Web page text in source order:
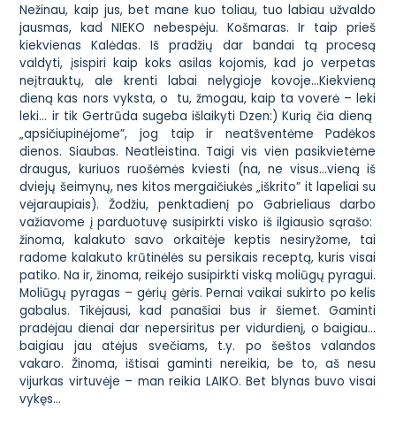
Nežinau, kaip jus, bet mane kuo toliau, tuo labiau užvaldo
jausmas, kad NIEKO nebespėju. Košmaras. Ir taip prieš
kiekvienas Kalėdas. Iš pradžių dar bandai tą procesą
valdyti, įsispiri kaip koks asilas kojomis, kad jo verpetas
neįtrauktų, ale krenti labai nelygioje kovoje…Kiekvieną
dieną kas nors vyksta, o tu, žmogau, kaip ta voverė – leki
leki… ir tik Gertrūda sugeba išlaikyti Dzen:)Kurią čia dieną
„apsičiupinėjome”, jog taip ir neatšventėme Padėkos
dienos. Siaubas. Neatleistina. Taigi vis vien pasikvietėme
draugus, kuriuos ruošėmės kviesti (na, ne visus…vieną iš
dviejų šeimynų, nes kitos mergaičiukės „iškrito” it lapeliai su
vėjaraupiais). Žodžiu, penktadienį po Gabrieliaus darbo
važiavome į parduotuvę susipirkti visko iš ilgiausio sąrašo:
žinoma, kalakuto savo orkaitėje keptis nesiryžome, tai
radome kalakuto krūtinėlės su persikais receptą, kuris visai
patiko. Na ir, žinoma, reikėjo susipirkti viską moliūgų pyragui.
Moliūgų pyragas – gėrių gėris. Pernai vaikai sukirto po kelis
gabalus. Tikėjausi, kad panašiai bus ir šiemet. Gaminti
pradėjau dienai dar nepersiritus per vidurdienį, o baigiau…
baigiau jau atėjus svečiams, t.y. po šeštos valandos
vakaro. Žinoma, ištisai gaminti nereikia, be to, aš nesu
vijurkas virtuvėje – man reikia LAIKO. Bet blynas buvo visai
vykęs…